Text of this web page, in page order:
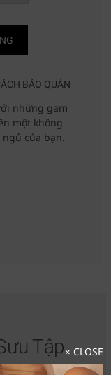
BẢO QUẢN
những gam
một không
của bạn.
Tập× CLOSE